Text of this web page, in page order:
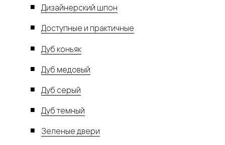
Дизайнерский шпон
Доступные и практичные
Дуб коньяк
Дуб медовый
Дуб серый
Дуб темный
Зеленые двери